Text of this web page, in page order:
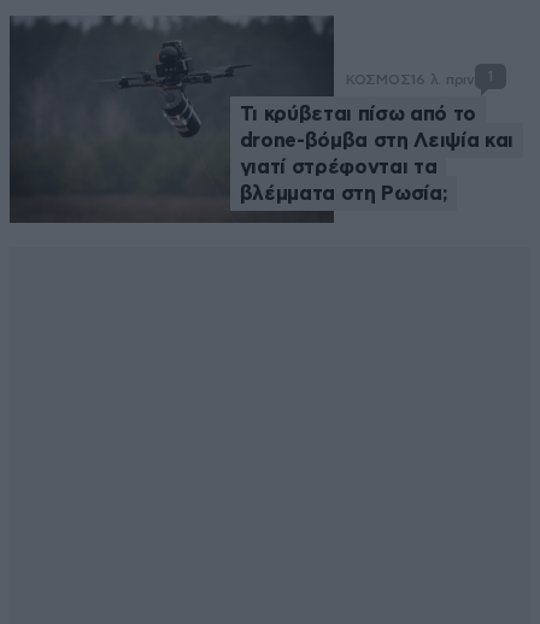
ΚΟΣΜΟΣ 16 λ. πριν
Τι κρύβεται πίσω από το
drone-βόμβα στη Λειψία και
γιατί στρέφονται τα
βλέμματα στη Ρωσία;